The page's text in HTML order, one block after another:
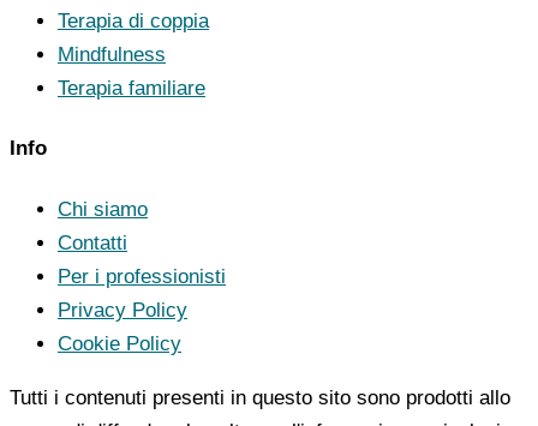
Terapia di coppia
Mindfulness
Terapia familiare
Info
Chi siamo
Contatti
Per i professionisti
Privacy Policy
Cookie Policy
Tutti i contenuti presenti in questo sito sono prodotti allo